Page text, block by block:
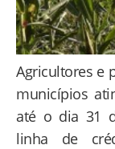
Agricultores e
municípios
até o dia 31
linha de